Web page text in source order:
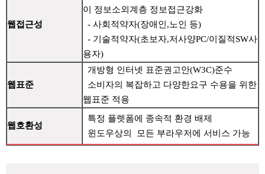
웹접근성
이 정보소외계층 정보접근강화
- 사회적약자(장애인,노인 등)
- 기술적약자(초보자,저사양PC/이질적SW사
용자)
웹표준
개방형 인터넷 표준권고안(W3C)준수
소비자의 복잡하고 다양한요구 수용을 위한
웹표준 적용
웹호환성
특정 플렛폼에 종속적 환경 배제
윈도우상의 모든 부라우저에 서비스 가능